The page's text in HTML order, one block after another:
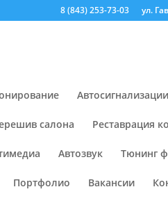
8 (843) 253-73-03 ул.
Автосигнализации
салона Реставрация
Автозвук Тюнинг
Портфолио Вакансии